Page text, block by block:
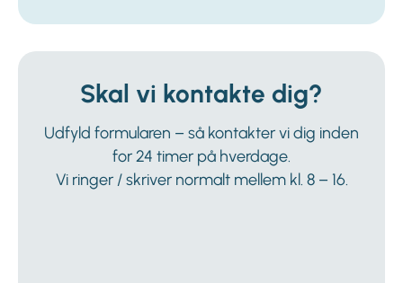
Skal vi kontakte dig?
Udfyld formularen – så kontakter vi dig inden
for 24 timer på hverdage.
Vi ringer / skriver normalt mellem kl. 8 – 16.